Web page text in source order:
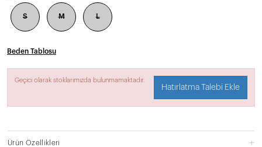
S M L
Beden Tablosu
Geçici olarak stoklarımızda bulunmamaktadır.
Hatırlatma Talebi Ekle
Ürün Özellikleri